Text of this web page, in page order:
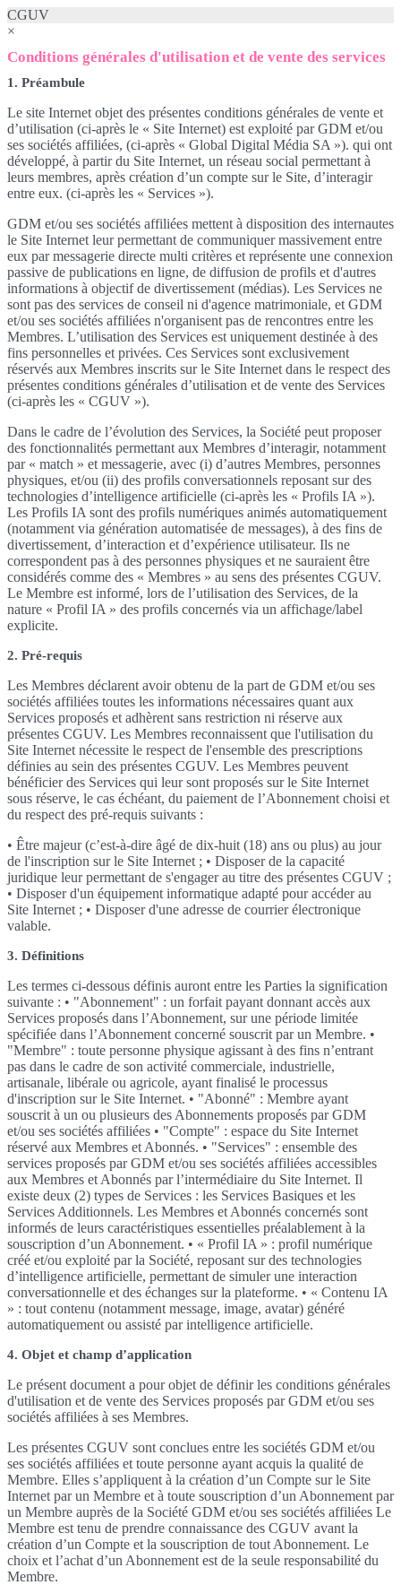
CGUV
×
Conditions générales d'utilisation et de vente des services
1. Préambule
Le site Internet objet des présentes conditions générales de vente et
d’utilisation (ci-après le « Site Internet) est exploité par GDM et/ou
ses sociétés affiliées, (ci-après « Global Digital Média SA »). qui ont
développé, à partir du Site Internet, un réseau social permettant à
leurs membres, après création d’un compte sur le Site, d’interagir
entre eux. (ci-après les « Services »).
GDM et/ou ses sociétés affiliées mettent à disposition des internautes
le Site Internet leur permettant de communiquer massivement entre
eux par messagerie directe multi critères et représente une connexion
passive de publications en ligne, de diffusion de profils et d'autres
informations à objectif de divertissement (médias). Les Services ne
sont pas des services de conseil ni d'agence matrimoniale, et GDM
et/ou ses sociétés affiliées n'organisent pas de rencontres entre les
Membres. L’utilisation des Services est uniquement destinée à des
fins personnelles et privées. Ces Services sont exclusivement
réservés aux Membres inscrits sur le Site Internet dans le respect des
présentes conditions générales d’utilisation et de vente des Services
(ci-après les « CGUV »).
Dans le cadre de l’évolution des Services, la Société peut proposer
des fonctionnalités permettant aux Membres d’interagir, notamment
par « match » et messagerie, avec (i) d’autres Membres, personnes
physiques, et/ou (ii) des profils conversationnels reposant sur des
technologies d’intelligence artificielle (ci-après les « Profils IA »).
Les Profils IA sont des profils numériques animés automatiquement
(notamment via génération automatisée de messages), à des fins de
divertissement, d’interaction et d’expérience utilisateur. Ils ne
correspondent pas à des personnes physiques et ne sauraient être
considérés comme des « Membres » au sens des présentes CGUV.
Le Membre est informé, lors de l’utilisation des Services, de la
nature « Profil IA » des profils concernés via un affichage/label
explicite.
2. Pré-requis
Les Membres déclarent avoir obtenu de la part de GDM et/ou ses
sociétés affiliées toutes les informations nécessaires quant aux
Services proposés et adhèrent sans restriction ni réserve aux
présentes CGUV. Les Membres reconnaissent que l'utilisation du
Site Internet nécessite le respect de l'ensemble des prescriptions
définies au sein des présentes CGUV. Les Membres peuvent
bénéficier des Services qui leur sont proposés sur le Site Internet
sous réserve, le cas échéant, du paiement de l’Abonnement choisi et
du respect des pré-requis suivants :
• Être majeur (c’est-à-dire âgé de dix-huit (18) ans ou plus) au jour
de l'inscription sur le Site Internet ; • Disposer de la capacité
juridique leur permettant de s'engager au titre des présentes CGUV ;
• Disposer d'un équipement informatique adapté pour accéder au
Site Internet ; • Disposer d'une adresse de courrier électronique
valable.
3. Définitions
Les termes ci-dessous définis auront entre les Parties la signification
suivante : • "Abonnement" : un forfait payant donnant accès aux
Services proposés dans l’Abonnement, sur une période limitée
spécifiée dans l’Abonnement concerné souscrit par un Membre. •
"Membre" : toute personne physique agissant à des fins n’entrant
pas dans le cadre de son activité commerciale, industrielle,
artisanale, libérale ou agricole, ayant finalisé le processus
d'inscription sur le Site Internet. • "Abonné" : Membre ayant
souscrit à un ou plusieurs des Abonnements proposés par GDM
et/ou ses sociétés affiliées • "Compte" : espace du Site Internet
réservé aux Membres et Abonnés. • "Services" : ensemble des
services proposés par GDM et/ou ses sociétés affiliées accessibles
aux Membres et Abonnés par l’intermédiaire du Site Internet. Il
existe deux (2) types de Services : les Services Basiques et les
Services Additionnels. Les Membres et Abonnés concernés sont
informés de leurs caractéristiques essentielles préalablement à la
souscription d’un Abonnement. • « Profil IA » : profil numérique
créé et/ou exploité par la Société, reposant sur des technologies
d’intelligence artificielle, permettant de simuler une interaction
conversationnelle et des échanges sur la plateforme. • « Contenu IA
» : tout contenu (notamment message, image, avatar) généré
automatiquement ou assisté par intelligence artificielle.
4. Objet et champ d’application
Le présent document a pour objet de définir les conditions générales
d'utilisation et de vente des Services proposés par GDM et/ou ses
sociétés affiliées à ses Membres.
Les présentes CGUV sont conclues entre les sociétés GDM et/ou
ses sociétés affiliées et toute personne ayant acquis la qualité de
Membre. Elles s’appliquent à la création d’un Compte sur le Site
Internet par un Membre et à toute souscription d’un Abonnement par
un Membre auprès de la Société GDM et/ou ses sociétés affiliées Le
Membre est tenu de prendre connaissance des CGUV avant la
création d’un Compte et la souscription de tout Abonnement. Le
choix et l’achat d’un Abonnement est de la seule responsabilité du
Membre.